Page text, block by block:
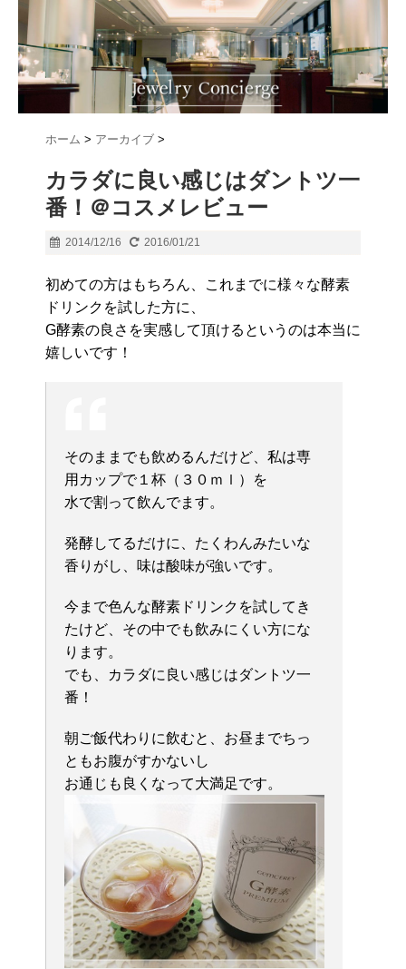
ホーム > アーカイブ >
カラダに良い感じはダントツ一
番！＠コスメレビュー
2014/12/16 2016/01/21
初めての方はもちろん、これまでに様々な酵素
ドリンクを試した方に、
G酵素の良さを実感して頂けるというのは本当に
嬉しいです！
そのままでも飲めるんだけど、私は専
用カップで１杯（３０ｍｌ）を
水で割って飲んでます。
発酵してるだけに、たくわんみたいな
香りがし、味は酸味が強いです。
今まで色んな酵素ドリンクを試してき
たけど、その中でも飲みにくい方にな
ります。
でも、カラダに良い感じはダントツ一
番！
朝ご飯代わりに飲むと、お昼までちっ
ともお腹がすかないし
お通じも良くなって大満足です。